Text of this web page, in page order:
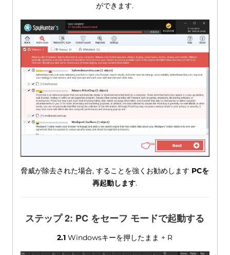
ができます.
脅威が除去された場合, することを強くお勧めします PCを
再起動します.
ステップ 2: PC をセーフ モードで起動する
2.1 Windowsキーを押したまま + R